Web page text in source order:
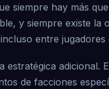
siempre hay más
y siempre existe la
entre jugadores
estratégica adicional.
de facciones